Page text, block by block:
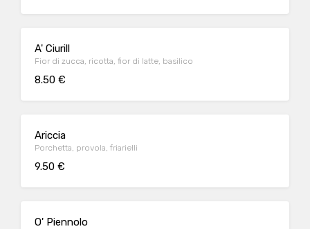
A' Ciurill
Fior di zucca, ricotta, fior di latte, basilico
8.50 €
Ariccia
Porchetta, provola, friarielli
9.50 €
O' Piennolo